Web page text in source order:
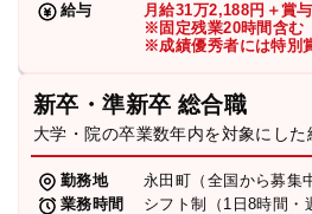
給与
月給31万2,188円＋賞
※固定残業20時間含む
※成績優秀者には特別
新卒・準新卒 総合職
大学・院の卒業数年内を対象にした
勤務地
永田町（全国から募集
業務時間
シフト制（1日8時間・